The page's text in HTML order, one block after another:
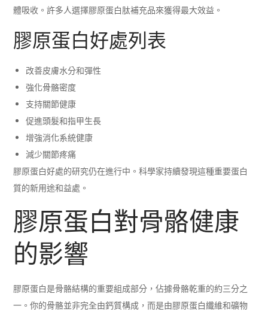
體吸收。許多人選擇膠原蛋白肽補充品來獲得最大效益。
膠原蛋白好處列表
改善皮膚水分和彈性
強化骨骼密度
支持關節健康
促進頭髮和指甲生長
增強消化系統健康
減少關節疼痛
膠原蛋白好處的研究仍在進行中。科學家持續發現這種重要蛋白
質的新用途和益處。
膠原蛋白對骨骼健康
的影響
膠原蛋白是骨骼結構的重要組成部分，佔據骨骼乾重的約三分之
一。你的骨骼並非完全由鈣質構成，而是由膠原蛋白纖維和礦物